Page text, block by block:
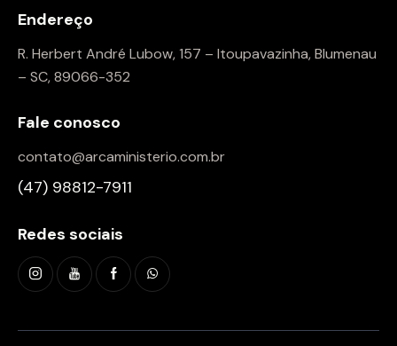
Endereço
R. Herbert André Lubow, 157 – Itoupavazinha, Blumenau
– SC, 89066-352
Fale conosco
contato@arcaministerio.com.br
(47) 98812-7911
Redes sociais